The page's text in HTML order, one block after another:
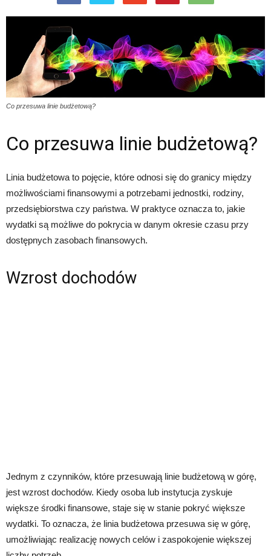
Co przesuwa linie budżetową?
Co przesuwa linie budżetową?
Linia budżetowa to pojęcie, które odnosi się do granicy między
możliwościami finansowymi a potrzebami jednostki, rodziny,
przedsiębiorstwa czy państwa. W praktyce oznacza to, jakie
wydatki są możliwe do pokrycia w danym okresie czasu przy
dostępnych zasobach finansowych.
Wzrost dochodów
Jednym z czynników, które przesuwają linie budżetową w górę,
jest wzrost dochodów. Kiedy osoba lub instytucja zyskuje
większe środki finansowe, staje się w stanie pokryć większe
wydatki. To oznacza, że linia budżetowa przesuwa się w górę,
umożliwiając realizację nowych celów i zaspokojenie większej